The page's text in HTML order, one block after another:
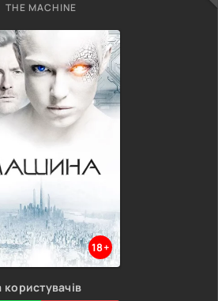
THE MACHINE
18+
користувачів